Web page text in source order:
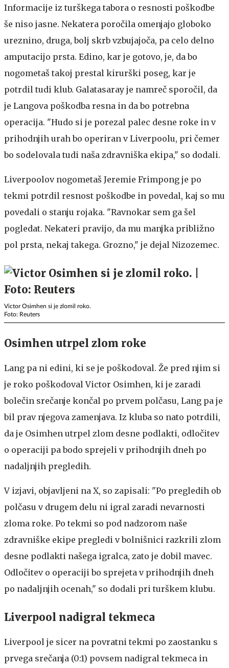
Informacije iz turškega tabora o resnosti poškodbe
še niso jasne. Nekatera poročila omenjajo globoko
ureznino, druga, bolj skrb vzbujajoča, pa celo delno
amputacijo prsta. Edino, kar je gotovo, je, da bo
nogometaš takoj prestal kirurški poseg, kar je
potrdil tudi klub. Galatasaray je namreč sporočil, da
je Langova poškodba resna in da bo potrebna
operacija. "Hudo si je porezal palec desne roke in v
prihodnjih urah bo operiran v Liverpoolu, pri čemer
bo sodelovala tudi naša zdravniška ekipa," so dodali.
Liverpoolov nogometaš Jeremie Frimpong je po
tekmi potrdil resnost poškodbe in povedal, kaj so mu
povedali o stanju rojaka. "Ravnokar sem ga šel
pogledat. Nekateri pravijo, da mu manjka približno
pol prsta, nekaj takega. Grozno," je dejal Nizozemec.
Victor Osimhen si je zlomil roko.
Foto: Reuters
Osimhen utrpel zlom roke
Lang pa ni edini, ki se je poškodoval. Že pred njim si
je roko poškodoval Victor Osimhen, ki je zaradi
bolečin srečanje končal po prvem polčasu, Lang pa je
bil prav njegova zamenjava. Iz kluba so nato potrdili,
da je Osimhen utrpel zlom desne podlakti, odločitev
o operaciji pa bodo sprejeli v prihodnjih dneh po
nadaljnjih pregledih.
V izjavi, objavljeni na X, so zapisali: "Po pregledih ob
polčasu v drugem delu ni igral zaradi nevarnosti
zloma roke. Po tekmi so pod nadzorom naše
zdravniške ekipe pregledi v bolnišnici razkrili zlom
desne podlakti našega igralca, zato je dobil mavec.
Odločitev o operaciji bo sprejeta v prihodnjih dneh
po nadaljnjih ocenah," so dodali pri turškem klubu.
Liverpool nadigral tekmeca
Liverpool je sicer na povratni tekmi po zaostanku s
prvega srečanja (0:1) povsem nadigral tekmeca in